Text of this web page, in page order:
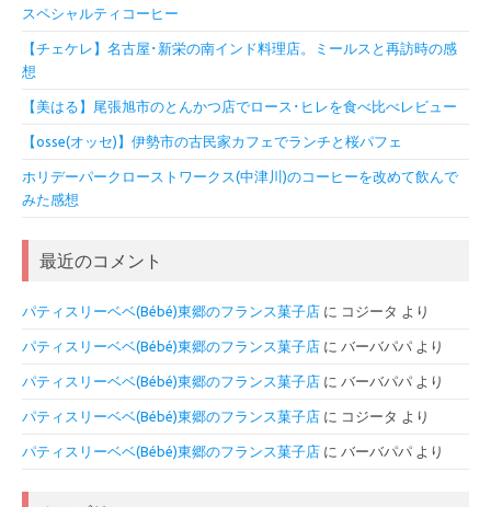
スペシャルティコーヒー
【チェケレ】名古屋･新栄の南インド料理店。ミールスと再訪時の感
想
【美はる】尾張旭市のとんかつ店でロース･ヒレを食べ比べレビュー
【osse(オッセ)】伊勢市の古民家カフェでランチと桜パフェ
ホリデーパークローストワークス(中津川)のコーヒーを改めて飲んで
みた感想
最近のコメント
パティスリーベベ(Bébé)東郷のフランス菓子店 に コジータ より
パティスリーベベ(Bébé)東郷のフランス菓子店 に バーバパパ より
パティスリーベベ(Bébé)東郷のフランス菓子店 に バーバパパ より
パティスリーベベ(Bébé)東郷のフランス菓子店 に コジータ より
パティスリーベベ(Bébé)東郷のフランス菓子店 に バーバパパ より